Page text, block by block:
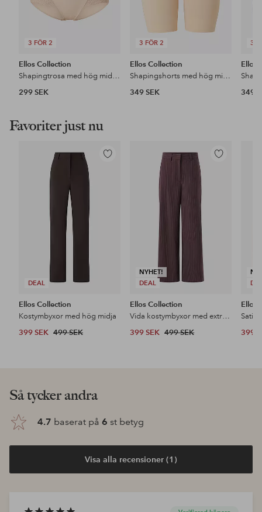
3 FÖR 2
Ellos Collection
Shapingtrosa med hög midja – medium support
299 SEK
3 FÖR 2
Ellos Collection
Shapingshorts med hög midja - medium support
349 SEK
3
Ellos
349
Favoriter just nu
DEAL
Lägg
Ellos Collection
Kostymbyxor med hög midja
399 SEK 499 SEK
NYHET!
DEAL
Lägg
Ellos Collection
Vida kostymbyxor med extra hög midja
399 SEK 499 SEK
Ellos
399
Så tycker andra
4.7 baserat på 6 st betyg
Visa alla recensioner (1)